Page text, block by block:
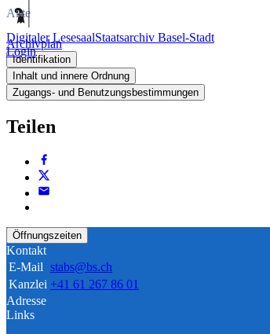
Digitaler LesesaalStaatsarchiv Basel-Stadt
Login
Akte
Archivplan
Identifikation
Inhalt und innere Ordnung
Zugangs- und Benutzungsbestimmungen
Teilen
Öffnungszeiten
Kontakt
E-Mail stabs@bs.ch
Kanzlei +41 61 267 86 01
Adresse
Links